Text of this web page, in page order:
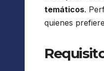
temáticos.
quienes